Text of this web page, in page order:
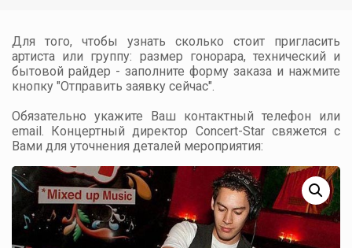
Для того, чтобы узнать сколько стоит пригласить
артиста или группу: размер гонорара, технический и
бытовой райдер - заполните форму заказа и нажмите
кнопку "Отправить заявку сейчас".
Обязательно укажите Ваш контактный телефон или
email. Концертный директор Concert-Star свяжется с
Вами для уточнения деталей мероприятия: